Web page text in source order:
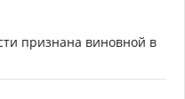
признана виновной в